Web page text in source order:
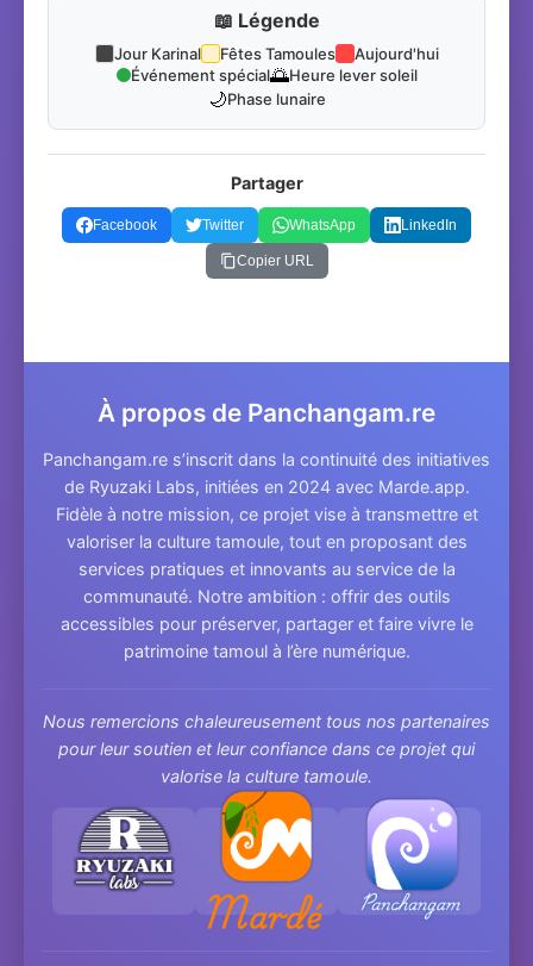
📖 Légende
Jour Karinal Fêtes Tamoules
Aujourd'hui
Événement spécial🌅Heure lever soleil
🌙Phase lunaire
Partager
Facebook Twitter WhatsApp LinkedIn
Copier URL
À propos de Panchangam.re
Panchangam.re s’inscrit dans la continuité des initiatives
de Ryuzaki Labs, initiées en 2024 avec Marde.app.
Fidèle à notre mission, ce projet vise à transmettre et
valoriser la culture tamoule, tout en proposant des
services pratiques et innovants au service de la
communauté. Notre ambition : offrir des outils
accessibles pour préserver, partager et faire vivre le
patrimoine tamoul à l’ère numérique.
Nous remercions chaleureusement tous nos partenaires
pour leur soutien et leur confiance dans ce projet qui
valorise la culture tamoule.